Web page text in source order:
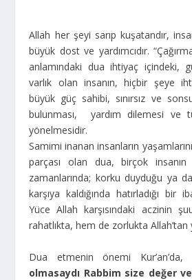
Allah her şeyi sarıp kuşatandır,
büyük dost ve yardımcıdır.
anlamındaki dua ihtiyaç içindeki,
varlık olan insanın, hiçbir şeye
büyük güç sahibi, sınırsız ve
bulunması, yardım dilemesi ve
yönelmesidir.
Samimi inanan insanların
parçası olan dua, birçok
zamanlarında; korku duyduğu ya
karşıya kaldığında hatırladığı bir
Yüce Allah karşısındaki aczinin
rahatlıkta, hem de zorlukta Allah’tan
Dua etmenin önemi Kur’an’da,
olmasaydı Rabbim size değer